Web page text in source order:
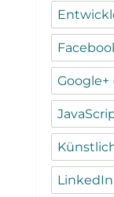
Google+
LinkedIn